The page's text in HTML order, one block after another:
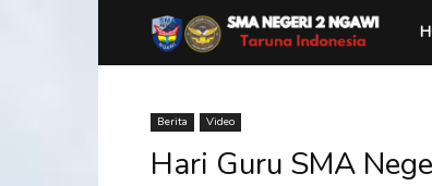
2
Berita Video
Hari Guru SMA